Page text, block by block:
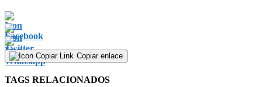
Copiar enlace
TAGS RELACIONADOS